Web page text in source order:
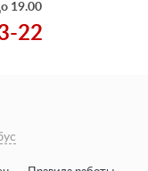
19.00
22